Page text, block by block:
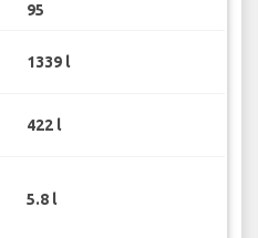
95
1339 l
422 l
5.8 l